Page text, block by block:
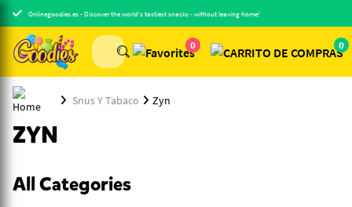
Onlinegoodies.es - Discover the world's tastiest snacks - without leaving home!
0 0
Snus Y Tabaco Zyn
ZYN
All Categories